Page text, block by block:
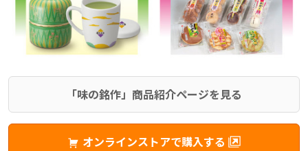
「味の銘作」商品紹介ページを見る
オンラインストアで購入する